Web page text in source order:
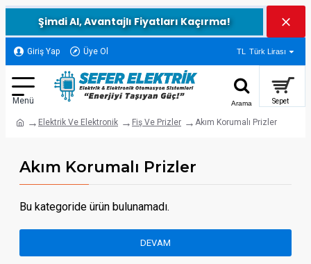
Şimdi Al, Avantajlı Fiyatları Kaçırma!
Giriş Yap Üye Ol TL Türk Lirası
Elektrik Ve Elektronik Fiş Ve Prizler Akım Korumalı Prizler
Akım Korumalı Prizler
Bu kategoride ürün bulunamadı.
DEVAM